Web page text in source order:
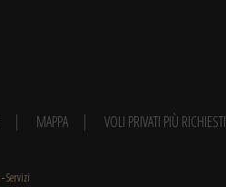
MAPPA VOLI PRIVATI PIÙ RICHIESTI
-Servizi